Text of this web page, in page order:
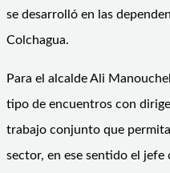
se desarrolló en las
Colchagua.
Para el alcalde Ali
tipo de encuentros con
trabajo conjunto que
sector, en ese sentido el jefe